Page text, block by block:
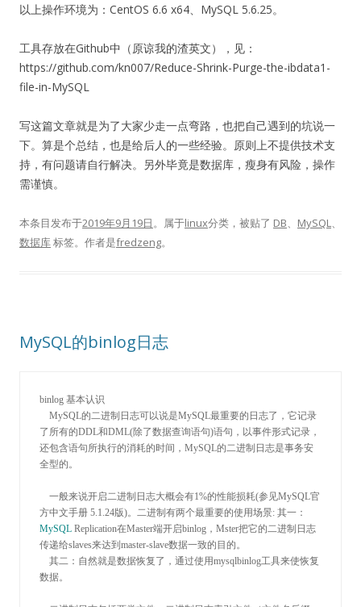
以上操作环境为：CentOS 6.6 x64、MySQL 5.6.25。
工具存放在Github中（原谅我的渣英文），见：
https://github.com/kn007/Reduce-Shrink-Purge-the-ibdata1-
file-in-MySQL
写这篇文章就是为了大家少走一点弯路，也把自己遇到的坑说一
下。算是个总结，也是给后人的一些经验。原则上不提供技术支
持，有问题请自行解决。另外毕竟是数据库，瘦身有风险，操作
需谨慎。
本条目发布于2019年9月19日。属于linux分类，被贴了 DB、 MySQL、
数据库标签。 作者是fredzeng。
MySQL的binlog日志
binlog 基本认识
了所有的DDL和DML(除了数据查询语句)语句，以事件形式记录，
还包含语句所执行的消耗的时间，MySQL的二进制日志是事务安
全型的。
    一般来说开启二进制日志大概会有1
%的性能损耗(参见MySQL官
方中文手册 5.1.24版)。二进制有两个最重要的使用场景: 其一：
MySQL Replication在Master端开启binlog，Mster把它的二进制日志
传递给slaves来达到master-slave数据一致的目的。
数据。